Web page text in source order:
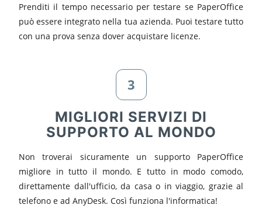
Prenditi il tempo necessario per testare se PaperOffice
può essere integrato nella tua azienda. Puoi testare tutto
con una prova senza dover acquistare licenze.
3
MIGLIORI SERVIZI DI
SUPPORTO AL MONDO
Non troverai sicuramente un supporto PaperOffice
migliore in tutto il mondo. E tutto in modo comodo,
direttamente dall'ufficio, da casa o in viaggio, grazie al
telefono e ad AnyDesk. Così funziona l'informatica!